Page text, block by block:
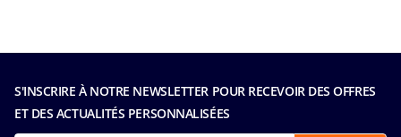
S'INSCRIRE À NOTRE NEWSLETTER POUR RECEVOIR DES OFFRES
ET DES ACTUALITÉS PERSONNALISÉES